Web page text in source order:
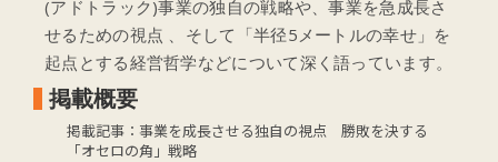
(アドトラック)事業の独自の戦略や、事業を急成長さ
せるための視点 、そして「半径5メートルの幸せ」を
起点とする経営哲学などについて深く語っています。
掲載概要
掲載記事：事業を成長させる独自の視点 勝敗を決する
「オセロの角」戦略